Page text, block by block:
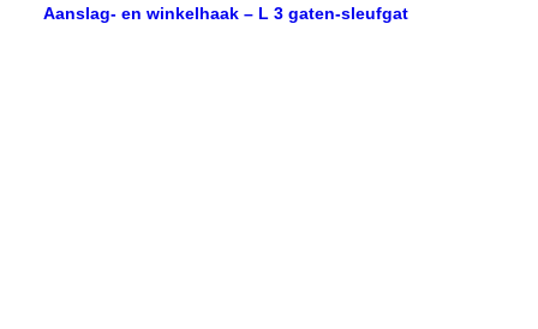
Aanslag- en winkelhaak – L 3 gaten-sleufgat